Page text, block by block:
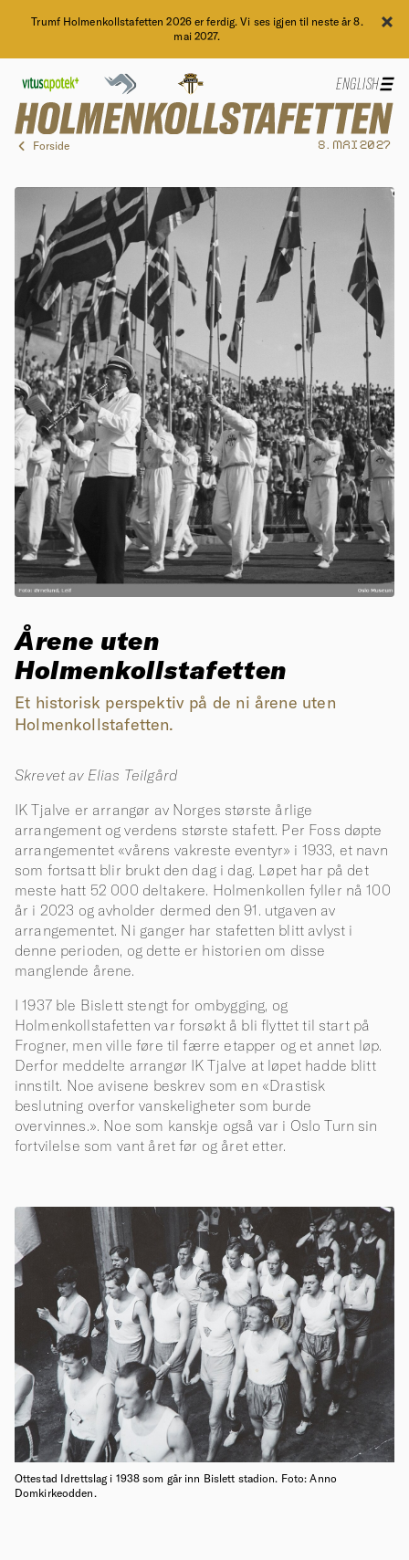
Trumf Holmenkollstafetten 2026 er ferdig. Vi ses igjen til neste år 8.
mai 2027.
Forside 8. MAI 2027
ENGLISH
Årene uten
Holmenkollstafetten
Et historisk perspektiv på de ni årene uten
Holmenkollstafetten.
Skrevet av Elias Teilgård
IK Tjalve er arrangør av Norges største årlige
arrangement og verdens største stafett. Per Foss døpte
arrangementet «vårens vakreste eventyr» i 1933, et navn
som fortsatt blir brukt den dag i dag. Løpet har på det
meste hatt 52 000 deltakere. Holmenkollen fyller nå 100
år i 2023 og avholder dermed den 91. utgaven av
arrangementet. Ni ganger har stafetten blitt avlyst i
denne perioden, og dette er historien om disse
manglende årene.
I 1937 ble Bislett stengt for ombygging, og
Holmenkollstafetten var forsøkt å bli flyttet til start på
Frogner, men ville føre til færre etapper og et annet løp.
Derfor meddelte arrangør IK Tjalve at løpet hadde blitt
innstilt. Noe avisene beskrev som en «Drastisk
beslutning overfor vanskeligheter som burde
overvinnes.». Noe som kanskje også var i Oslo Turn sin
fortvilelse som vant året før og året etter.
Ottestad Idrettslag i 1938 som går inn Bislett stadion. Foto: Anno
Domkirkeodden.